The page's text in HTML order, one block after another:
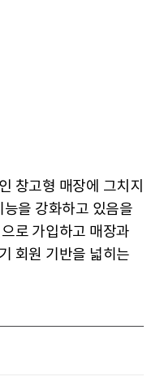
창고형 매장에 그치지
을 강화하고 있음을
로 가입하고 매장과
회원 기반을 넓히는